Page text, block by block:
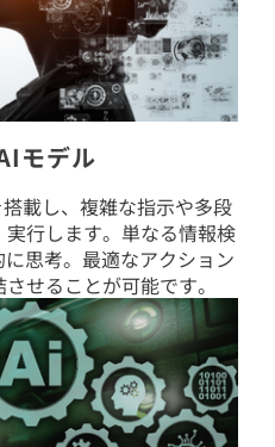
モデル
載し、複雑な指示や多段
行します。単なる情報検
思考。最適なアクション
せることが可能です。